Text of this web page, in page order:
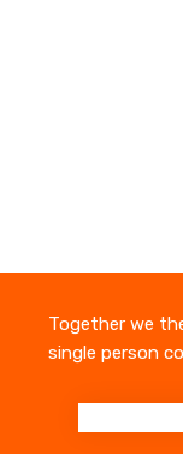
Together we
single person